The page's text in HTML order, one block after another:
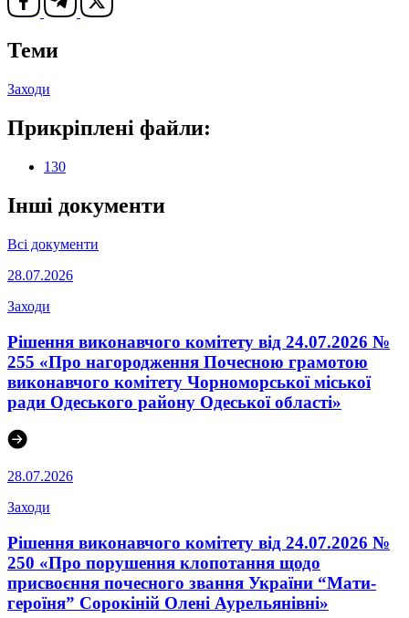
Теми
Заходи
Прикріплені файли:
130
Інші документи
Всі документи
28.07.2026
Заходи
Рішення виконавчого комітету від 24.07.2026 №
255 «Про нагородження Почесною грамотою
виконавчого комітету Чорноморської міської
ради Одеського району Одеської області»
28.07.2026
Заходи
Рішення виконавчого комітету від 24.07.2026 №
250 «Про порушення клопотання щодо
присвоєння почесного звання України “Мати-
героїня” Сорокіній Олені Аурельянівні»